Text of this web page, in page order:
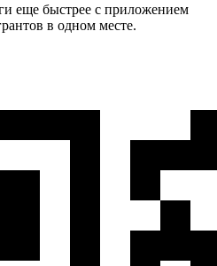
еще быстрее с приложением
в одном месте.